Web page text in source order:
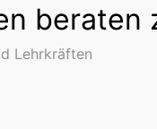
beraten
Lehrkräften